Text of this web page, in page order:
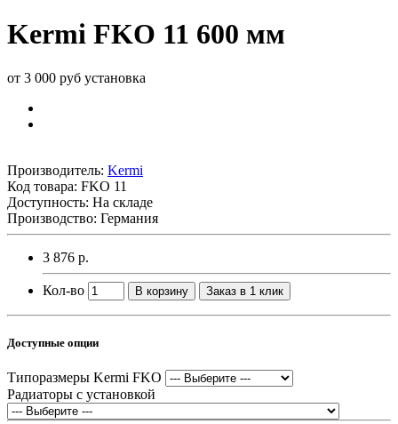
Kermi FKO 11 600 мм
от 3 000 руб установка
Производитель: Kermi
Код товара: FKO 11
Доступность: На складе
Производство: Германия
3 876 р.
Кол-во В корзину Заказ в 1 клик
Доступные опции
Типоразмеры Kermi FKO
Радиаторы с установкой